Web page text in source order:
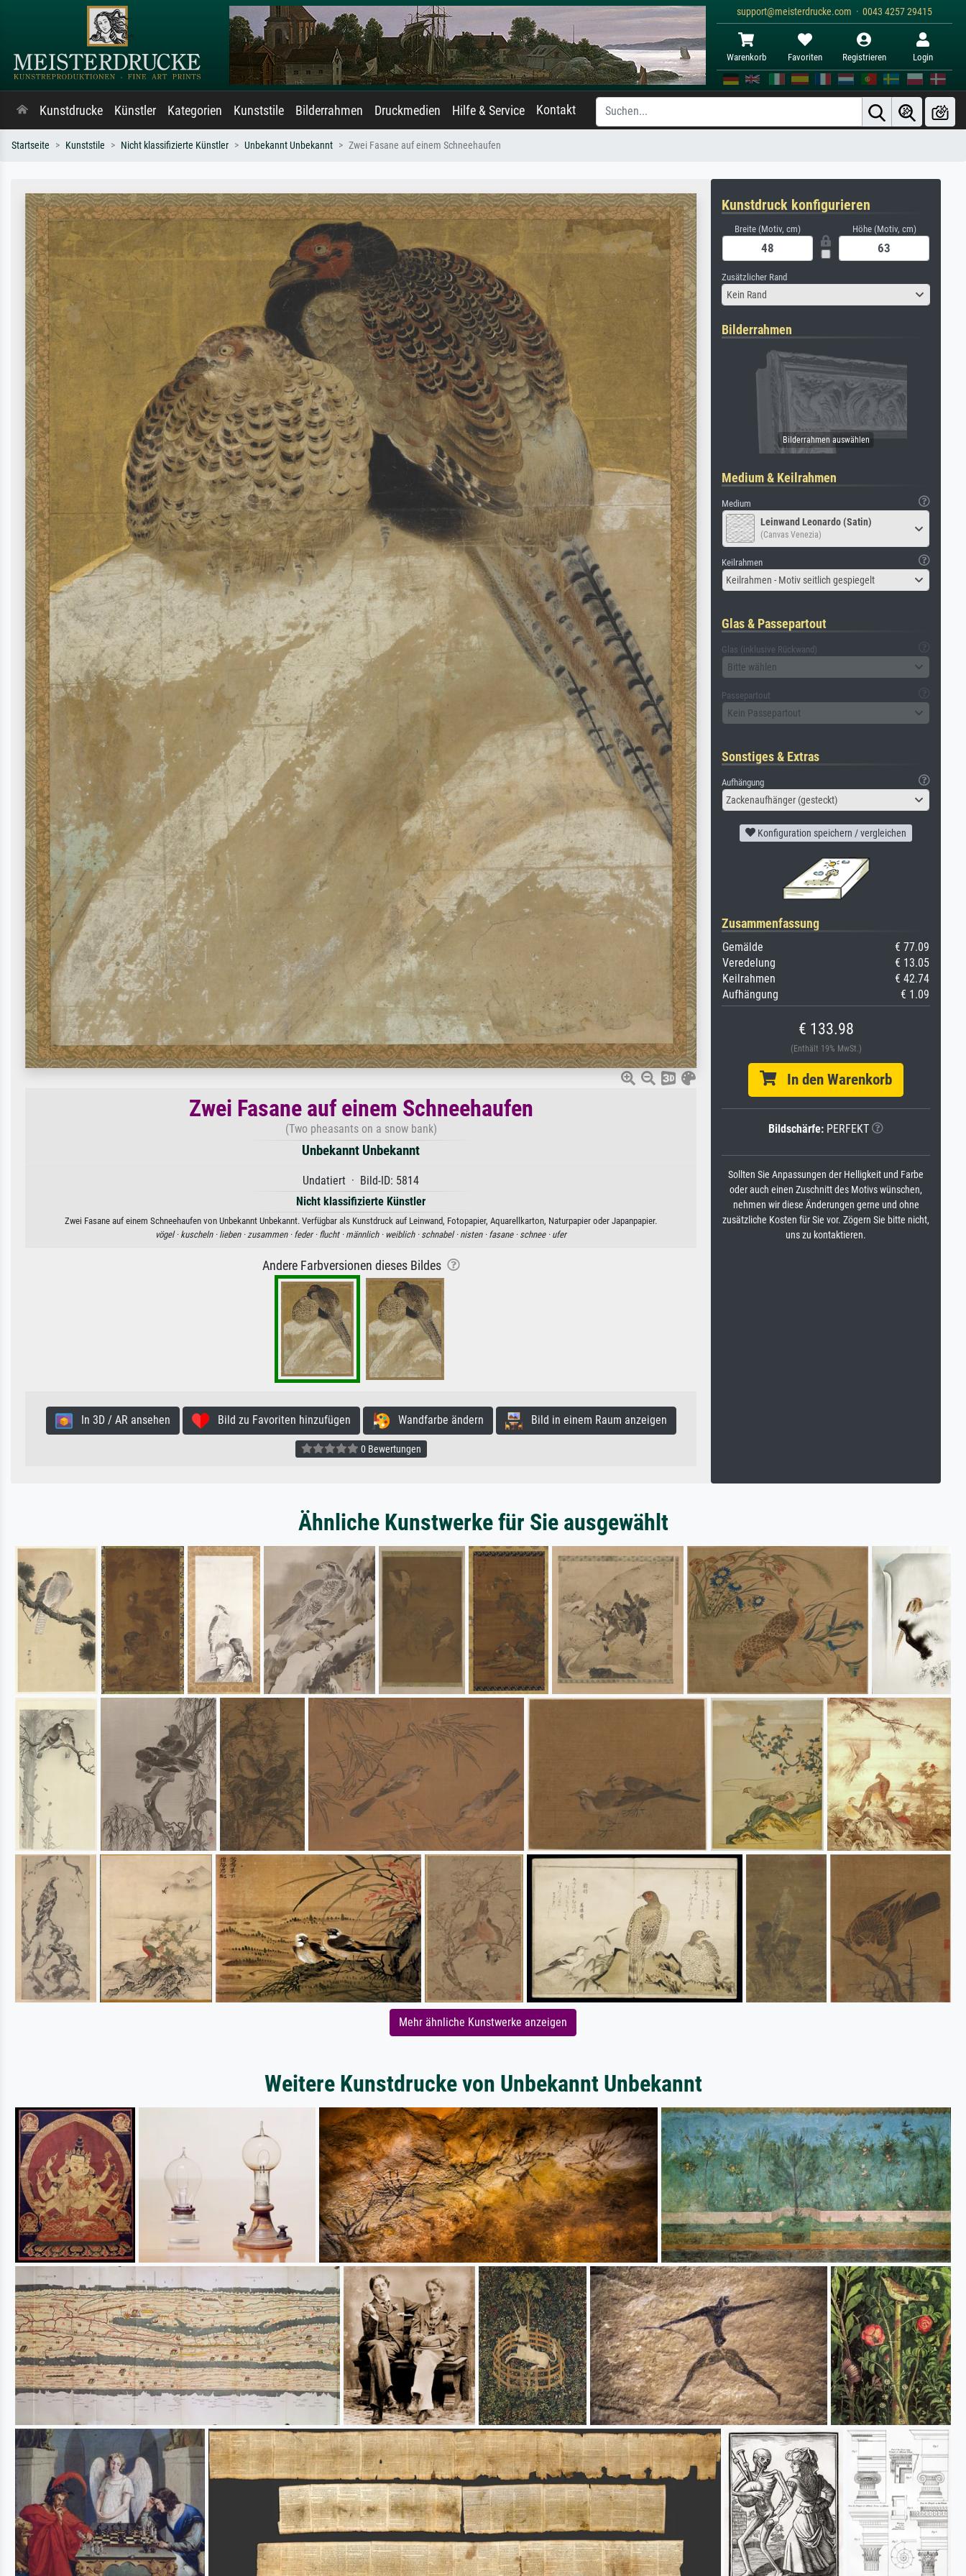
support@meisterdrucke.com · 0043 4257 29415
Warenkorb Favoriten Registrieren Login
Kunstdrucke Künstler Kategorien Kunststile Bilderrahmen Druckmedien Hilfe & Service Kontakt
Startseite Kunststile Nicht klassifizierte Künstler Unbekannt Unbekannt Zwei Fasane auf einem Schneehaufen
Zwei Fasane auf einem Schneehaufen
(Two pheasants on a snow bank)
Unbekannt Unbekannt
Undatiert · Bild-ID: 5814
Nicht klassifizierte Künstler
Zwei Fasane auf einem Schneehaufen von Unbekannt Unbekannt. Verfügbar als Kunstdruck auf Leinwand, Fotopapier, Aquarellkarton, Naturpapier oder Japanpapier.
vögel · kuscheln · lieben ·zusammen · feder · flucht · männlich · weiblich · schnabel · nisten · fasane · schnee · ufer
Andere Farbversionen dieses Bildes
In 3D / AR ansehen Bild zu Favoriten hinzufügen Wandfarbe ändern Bild in einem Raum anzeigen
0 Bewertungen
Kunstdruck konfigurieren
Breite (Motiv, cm) Höhe (Motiv, cm)
Zusätzlicher Rand
Kein Rand
Bilderrahmen
Medium & Keilrahmen
Medium
Leinwand Leonardo (Satin)
(Canvas Venezia)
Keilrahmen
Keilrahmen - Motiv seitlich gespiegelt
Glas & Passepartout
Glas (inklusive Rückwand)
Bitte wählen
Passepartout
Kein Passepartout
Sonstiges & Extras
Aufhängung
Zackenaufhänger (gesteckt)
Konfiguration speichern / vergleichen
Zusammenfassung
Gemälde
€ 77.09
Veredelung
€ 13.05
Keilrahmen
€ 42.74
Aufhängung
€ 1.09
€ 133.98
(Enthält 19% MwSt.)
In den Warenkorb
Bildschärfe: PERFEKT
Sollten Sie Anpassungen der Helligkeit und Farbe
oder auch einen Zuschnitt des Motivs wünschen,
nehmen wir diese Änderungen gerne und ohne
zusätzliche Kosten für Sie vor. Zögern Sie bitte nicht,
uns zu kontaktieren.
Ähnliche Kunstwerke für Sie ausgewählt
Mehr ähnliche Kunstwerke anzeigen
Weitere Kunstdrucke von Unbekannt Unbekannt